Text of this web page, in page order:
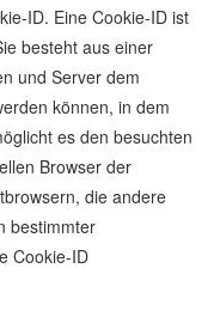
ID. Eine Cookie-ID ist
besteht aus einer
und Server dem
können, in dem
es den besuchten
Browser der
die andere
bestimmter
Cookie-ID